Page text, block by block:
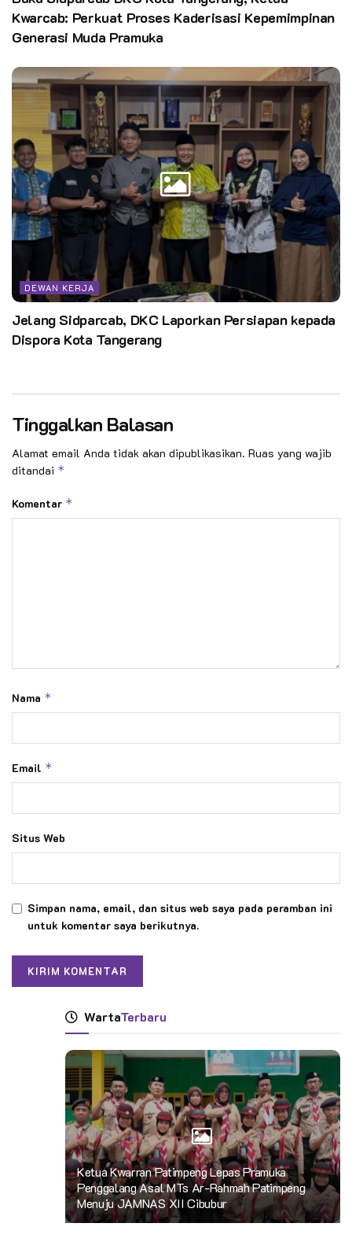
Kwarcab: Perkuat Proses Kaderisasi Kepemimpinan
Generasi Muda Pramuka
DEWAN KERJA
Jelang Sidparcab, DKC Laporkan Persiapan kepada
Dispora Kota Tangerang
Tinggalkan Balasan
Alamat email Anda tidak akan dipublikasikan. Ruas yang wajib
ditandai *
Komentar *
Nama *
Email *
Situs Web
Simpan nama, email, dan situs web saya pada peramban ini
untuk komentar saya berikutnya.
WartaTerbaru
Ketua Kwarran Patimpeng Lepas Pramuka
Penggalang Asal MTs Ar-Rahmah Patimpeng
Menuju JAMNAS XII Cibubur